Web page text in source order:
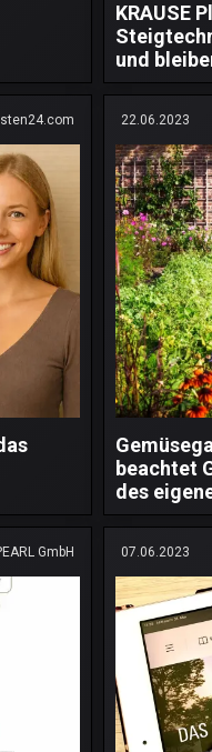
KRAUSE
und
22.06.2023
beachtet
des
GmbH 07.06.2023